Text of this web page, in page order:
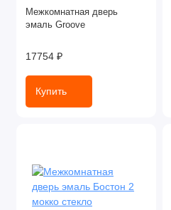
Межкомнатная дверь
эмаль Groove
17754 ₽
Купить